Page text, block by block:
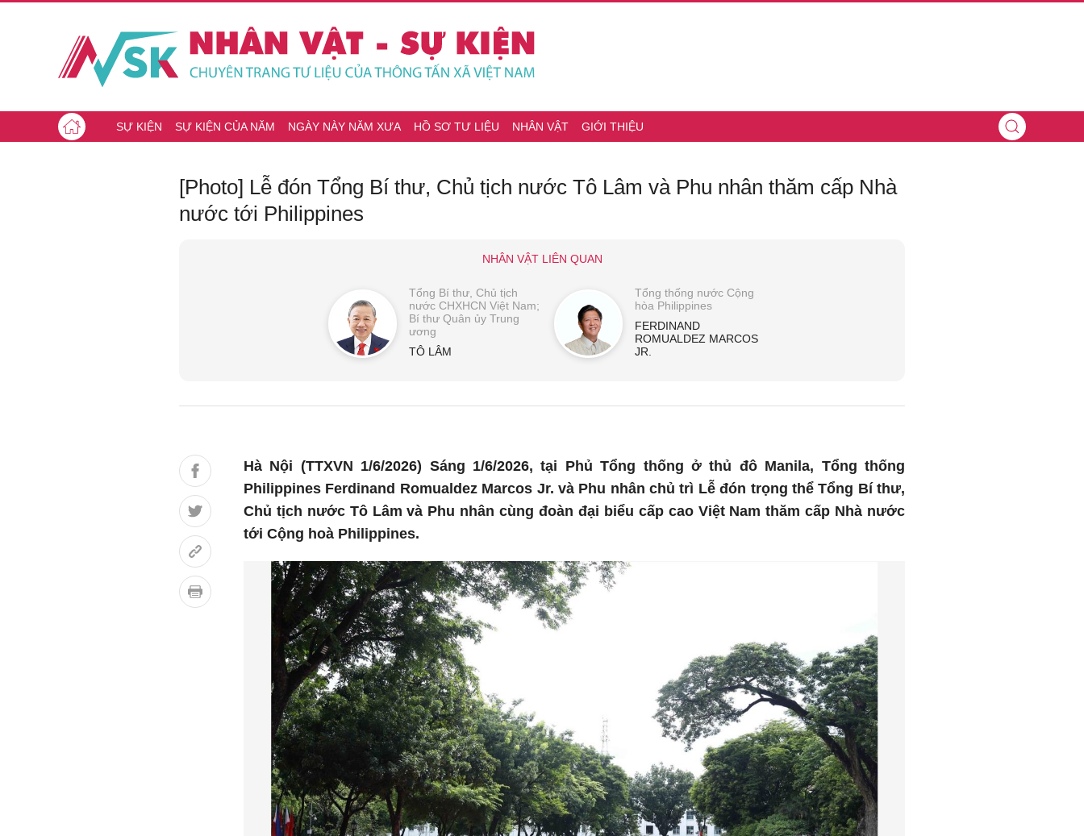
SỰ KIỆN SỰ KIỆN CỦA NĂM NGÀY NÀY NĂM XƯA HỒ SƠ TƯ LIỆU NHÂN VẬT GIỚI THIỆU
[Photo] Lễ đón Tổng Bí thư, Chủ tịch nước Tô Lâm và Phu nhân thăm cấp Nhà
nước tới Philippines
NHÂN VẬT LIÊN QUAN
Tổng Bí thư, Chủ tịch
nước CHXHCN Việt Nam;
Bí thư Quân ủy Trung
ương
TÔ LÂM
Tổng thống nước Cộng
hòa Philippines
FERDINAND
ROMUALDEZ MARCOS
JR.
Hà Nội (TTXVN 1/6/2026) Sáng 1/6/2026, tại Phủ Tổng thống ở thủ đô Manila, Tổng thống
Philippines Ferdinand Romualdez Marcos Jr. và Phu nhân chủ trì Lễ đón trọng thể Tổng Bí thư,
Chủ tịch nước Tô Lâm và Phu nhân cùng đoàn đại biểu cấp cao Việt Nam thăm cấp Nhà nước
tới Cộng hoà Philippines.